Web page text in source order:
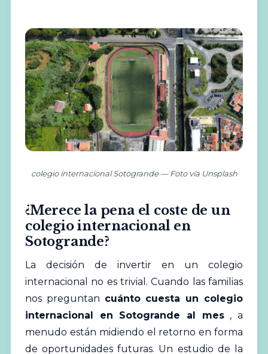
colegio internacional Sotogrande — Foto vía Unsplash
¿Merece la pena el coste de un
colegio internacional en
Sotogrande?
La decisión de invertir en un colegio
internacional no es trivial. Cuando las familias
nos preguntan cuánto cuesta un colegio
internacional en Sotogrande al mes, a
menudo están midiendo el retorno en forma
de oportunidades futuras. Un estudio de la